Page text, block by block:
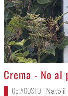
>
Crema - No al
05 AGOSTO Nato